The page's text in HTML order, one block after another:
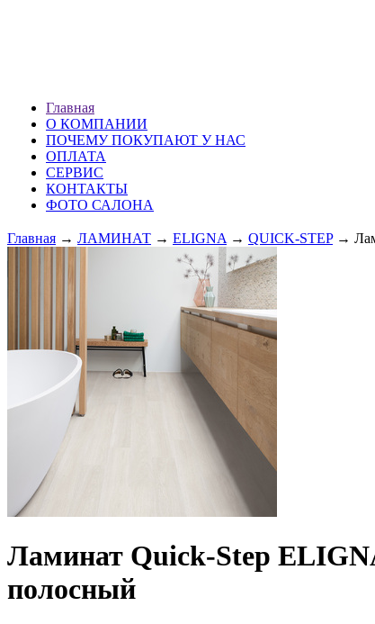
Главная
О КОМПАНИИ
ПОЧЕМУ ПОКУПАЮТ У НАС
ОПЛАТА
СЕРВИС
КОНТАКТЫ
ФОТО САЛОНА
Главная → ЛАМИНАТ → ELIGNA → QUICK-STEP→
Ламинат Quick-Step
полосный